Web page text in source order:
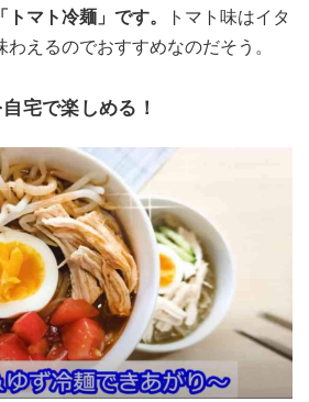
マト冷麺」です。
トマト味はイタ
えるのでおすすめなのだそう。
宅で楽しめる！